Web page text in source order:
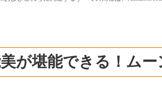
が堪能できる！ム